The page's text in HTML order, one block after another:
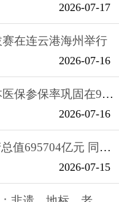
2026-07-17
在连云港海州举行
2026-07-16
国家医保局：2025年全国基本医保参保率巩固在95%
2026-07-16
国家统计局：上半年国内生产总值695704亿元 同比增长4.7%
2026-07-15